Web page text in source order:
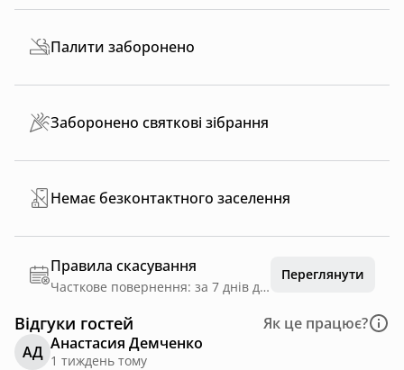
Палити заборонено
Заборонено святкові зібрання
Немає безконтактного заселення
Правила скасування
Часткове повернення: за 7 днів до дати заїзду
Переглянути
Відгуки гостей
Як це працює?
АД Анастасия Демченко
1 тиждень тому